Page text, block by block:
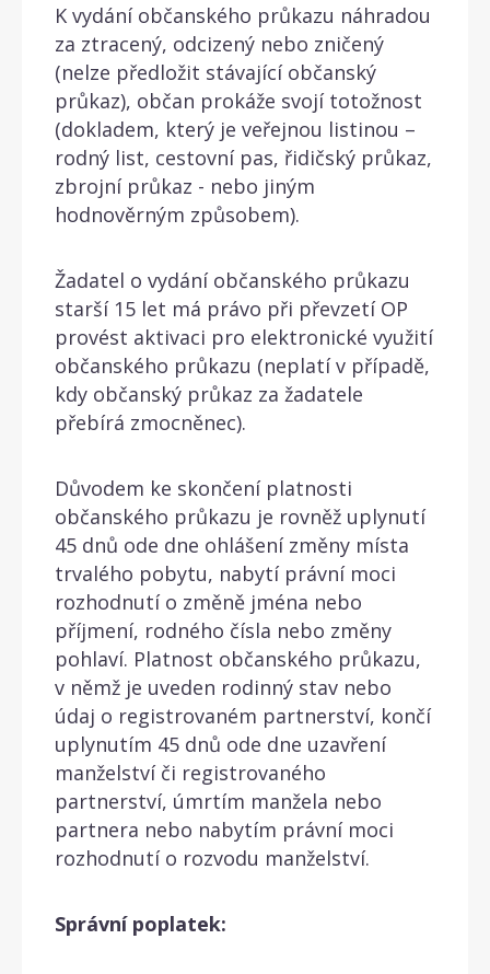
K vydání občanského průkazu náhradou
za ztracený, odcizený nebo zničený
(nelze předložit stávající občanský
průkaz), občan prokáže svojí totožnost
(dokladem, který je veřejnou listinou –
rodný list, cestovní pas, řidičský průkaz,
zbrojní průkaz - nebo jiným
hodnověrným způsobem).
Žadatel o vydání občanského průkazu
starší 15 let má právo při převzetí OP
provést aktivaci pro elektronické využití
občanského průkazu (neplatí v případě,
kdy občanský průkaz za žadatele
přebírá zmocněnec).
Důvodem ke skončení platnosti
občanského průkazu je rovněž uplynutí
45 dnů ode dne ohlášení změny místa
trvalého pobytu, nabytí právní moci
rozhodnutí o změně jména nebo
příjmení, rodného čísla nebo změny
pohlaví. Platnost občanského průkazu,
v němž je uveden rodinný stav nebo
údaj o registrovaném partnerství, končí
uplynutím 45 dnů ode dne uzavření
manželství či registrovaného
partnerství, úmrtím manžela nebo
partnera nebo nabytím právní moci
rozhodnutí o rozvodu manželství.
Správní poplatek: